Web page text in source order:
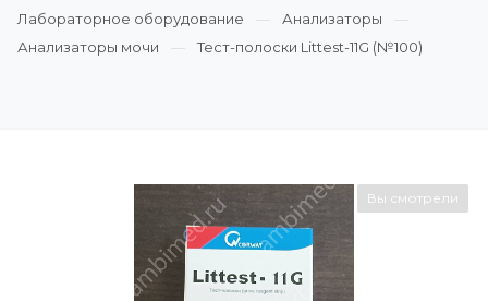
Лабораторное оборудование
Анализаторы
Анализаторы мочи
Тест-полоски Littest-11G (№100)
Вы смотрели